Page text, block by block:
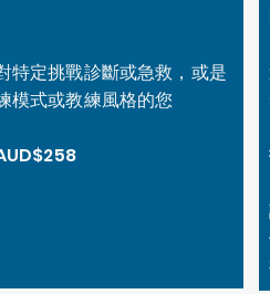
特定挑戰診斷或急救，或是
模式或教練風格的您